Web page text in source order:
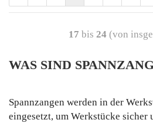
17 bis 24 (von
WAS SIND
Spannzangen werden in der
eingesetzt, um Werkstücke sicher